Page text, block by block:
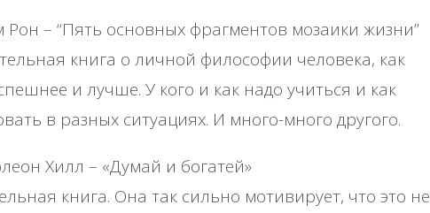
– “Пять основных фрагментов мозаики жизни”
книга о личной философии человека, как
и лучше. У кого и как надо учиться и как
в разных ситуациях. И много-много другого.
Хилл – «Думай и богатей»
книга. Она так сильно мотивирует, что это не